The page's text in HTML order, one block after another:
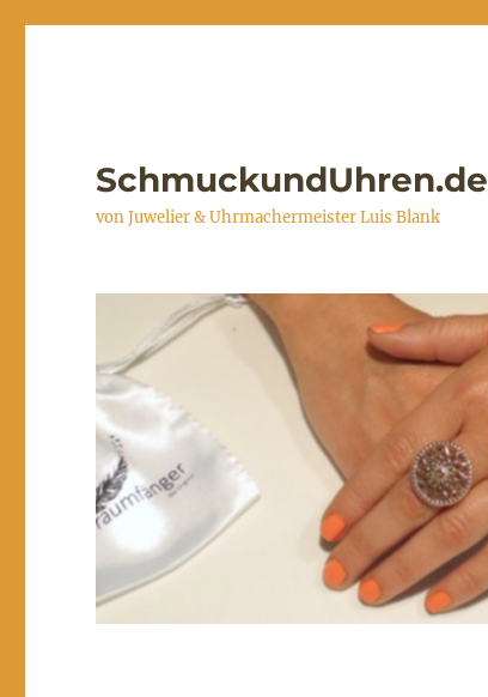
SchmuckundUhren.de
von Juwelier & Uhrmachermeister Luis Blank